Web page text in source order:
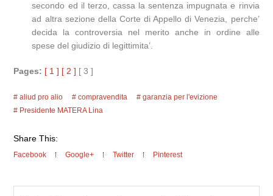
secondo ed il terzo, cassa la sentenza impugnata e rinvia
ad altra sezione della Corte di Appello di Venezia, perche’
decida la controversia nel merito anche in ordine alle
spese del giudizio di legittimita’.
Pages: [ 1 ] [ 2 ] [ 3 ]
aliud pro alio compravendita
garanzia per l'evizione
Presidente MATERA Lina
Share This:
Facebook Google+ Twitter Pinterest